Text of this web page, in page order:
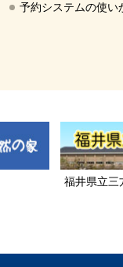
予約システムの使い
福井県立三